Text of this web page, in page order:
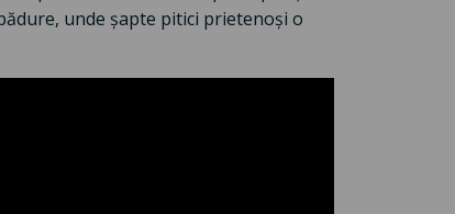
unde șapte pitici prietenoși o